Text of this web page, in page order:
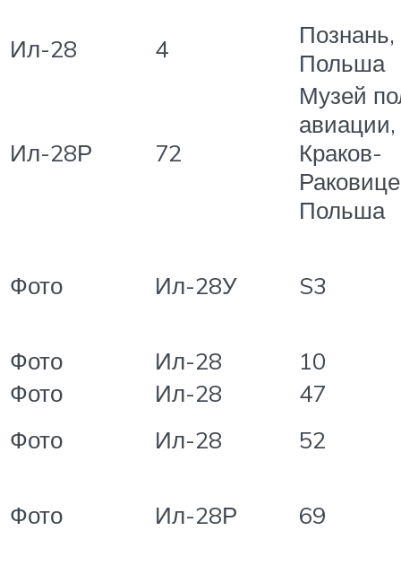
Ил-28 4
Познань,
Польша
Ил-28Р 72
Музей
авиации,
Краков-
Польша
Фото Ил-28У S3
Фото Ил-28
10
Фото
Ил-28
47
Фото
Ил-28 52
Фото Ил-28Р 69